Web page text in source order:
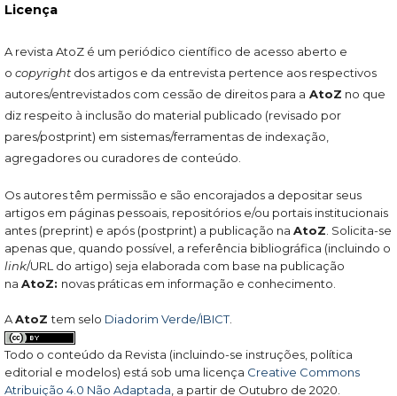
Licença
A revista AtoZ é um periódico científico de acesso aberto e
o copyrightdos artigos e da entrevista pertence aos respectivos
autores/entrevistados com cessão de direitos para a AtoZ no que
diz respeito à inclusão do material publicado (revisado por
pares/postprint) em sistemas/ferramentas de indexação,
agregadores ou curadores de conteúdo.
Os autores têm permissão e são encorajados a depositar seus
artigos em páginas pessoais, repositórios e/ou portais institucionais
antes (preprint) e após (postprint) a publicação na AtoZ . Solicita-se
apenas que, quando possível, a referência bibliográfica (incluindo o
link/URL do artigo) seja elaborada com base na publicação
na AtoZ: novas práticas em informação e conhecimento.
AAtoZtem selo Diadorim Verde/IBICT.
Todo o conteúdo da Revista (incluindo-se instruções, política
editorial e modelos) está sob uma licença Creative Commons
Atribuição 4.0 Não Adaptada , a partir de Outubro de 2020.